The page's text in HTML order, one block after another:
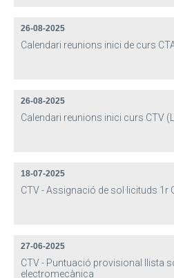
26-08-2025
Calendari reunions inici de curs
26-08-2025
Calendari reunions inici curs CTV
18-07-2025
CTV - Assignació de sol·licituds 1r
27-06-2025
CTV - Puntuació provisional llista
electromecànica